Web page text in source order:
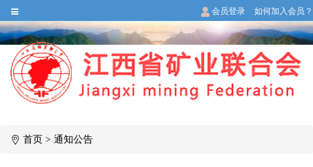
会员登录 如何加入会员？
首页 > 通知公告